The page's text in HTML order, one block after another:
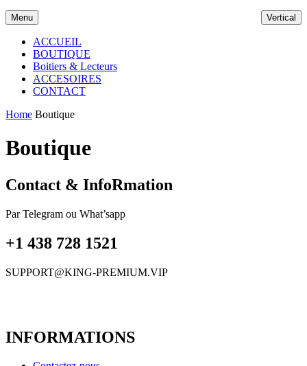
Vertical
Menu
ACCUEIL
BOUTIQUE
Boitiers & Lecteurs
ACCESOIRES
CONTACT
Home Boutique
Boutique
Contact & InfoRmation
Par Telegram ou What’sapp
+1 438 728 1521
SUPPORT@KING-PREMIUM.VIP
INFORMATIONS